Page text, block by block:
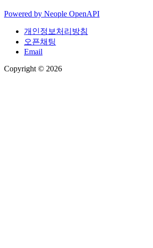
Powered by Neople OpenAPI
개인정보처리방침
오픈채팅
Email
Copyright © 2026